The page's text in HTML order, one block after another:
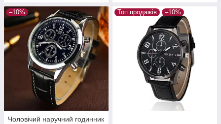
–10%
Чоловічий наручний годинник
Топ продажів –10%